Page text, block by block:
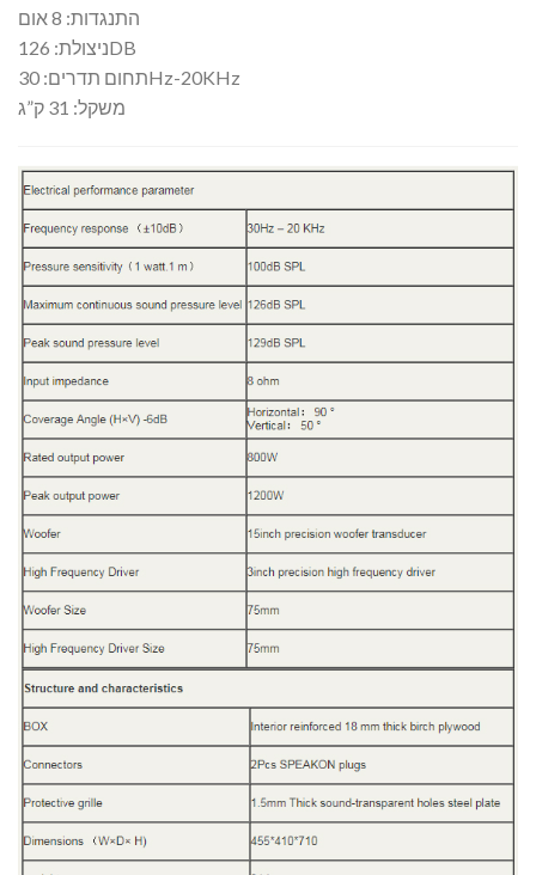
התנגדות: 8 אום
ניצולת: 126DB
תחום תדרים: 30Hz-20KHz
משקל: 31 ק”ג